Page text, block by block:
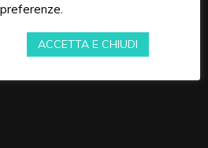
preferenze.
ACCETTA E CHIUDI